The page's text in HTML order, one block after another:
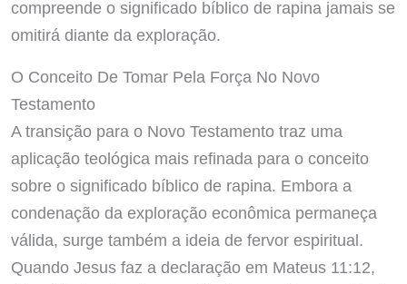
compreende o significado bíblico de rapina jamais se
omitirá diante da exploração.
O Conceito De Tomar Pela Força No Novo
Testamento
A transição para o Novo Testamento traz uma
aplicação teológica mais refinada para o conceito
sobre o significado bíblico de rapina. Embora a
condenação da exploração econômica permaneça
válida, surge também a ideia de fervor espiritual.
Quando Jesus faz a declaração em Mateus 11:12,